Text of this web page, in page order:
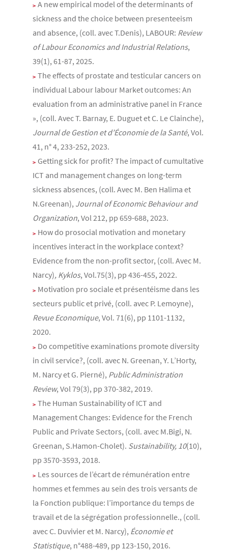
A new empirical model of the determinants of
sickness and the choice between presenteeism
and absence, (coll. avec T.Denis), LABOUR: Review
of Labour Economics and Industrial Relations,
39(1), 61-87, 2025.
The effects of prostate and testicular cancers on
individual Labour labour Market outcomes: An
evaluation from an administrative panel in France
», (coll. Avec T. Barnay, E. Duguet et C. Le Clainche),
Journal de Gestion et d’Économie de la Santé, Vol.
41, n° 4, 233-252, 2023.
Getting sick for profit? The impact of cumultative
ICT and management changes on long-term
sickness absences, (coll. Avec M. Ben Halima et
N.Greenan), Journal of Economic Behaviour and
Organization, Vol 212, pp 659-688, 2023.
How do prosocial motivation and monetary
incentives interact in the workplace context?
Evidence from the non-profit sector, (coll. Avec M.
Narcy), Kyklos, Vol.75(3), pp 436-455, 2022.
Motivation pro sociale et présentéisme dans les
secteurs public et privé, (coll. avec P. Lemoyne),
Revue Economique, Vol. 71(6), pp 1101-1132,
2020.
Do competitive examinations promote diversity
in civil service?, (coll. avec N. Greenan, Y. L’Horty,
M. Narcy et G. Pierné), Public Administration
Review, Vol 79(3), pp 370-382, 2019.
The Human Sustainability of ICT and
Management Changes: Evidence for the French
Public and Private Sectors, (coll. avec M.Bigi, N.
Greenan, S.Hamon-Cholet). Sustainability, 10(10),
pp 3570-3593, 2018.
Les sources de l’écart de rémunération entre
hommes et femmes au sein des trois versants de
la Fonction publique: l’importance du temps de
travail et de la ségrégation professionnelle., (coll.
avec C. Duvivier et M. Narcy), Économie et
Statistique, n°488-489, pp 123-150, 2016.